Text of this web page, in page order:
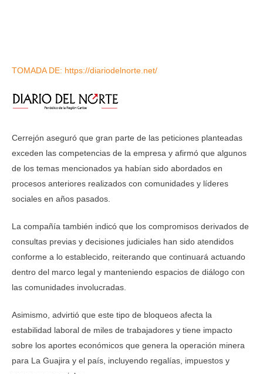
TOMADA DE: https://diariodelnorte.net/
Cerrejón aseguró que gran parte de las peticiones planteadas
exceden las competencias de la empresa y afirmó que algunos
de los temas mencionados ya habían sido abordados en
procesos anteriores realizados con comunidades y líderes
sociales en años pasados.
La compañía también indicó que los compromisos derivados de
consultas previas y decisiones judiciales han sido atendidos
conforme a lo establecido, reiterando que continuará actuando
dentro del marco legal y manteniendo espacios de diálogo con
las comunidades involucradas.
Asimismo, advirtió que este tipo de bloqueos afecta la
estabilidad laboral de miles de trabajadores y tiene impacto
sobre los aportes económicos que genera la operación minera
para La Guajira y el país, incluyendo regalías, impuestos y